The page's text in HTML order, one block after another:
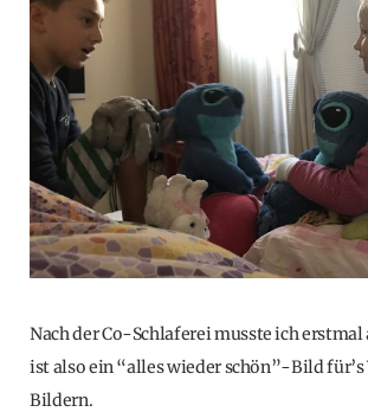
Nach der Co-Schlaferei musste ich erstmal
ist also ein “alles wieder schön”-Bild für’s
Bildern.